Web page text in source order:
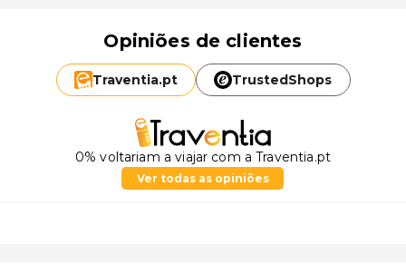
Opiniões de clientes
Traventia.pt TrustedShops
0% voltariam a viajar com a Traventia.pt
Ver todas as opiniões